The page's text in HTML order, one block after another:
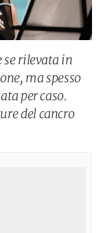
se rilevata in
ma spesso
per caso.
del cancro